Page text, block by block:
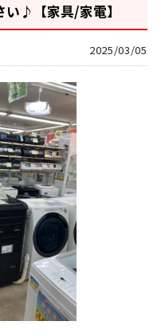
い♪【家具/家電】
2025/03/05